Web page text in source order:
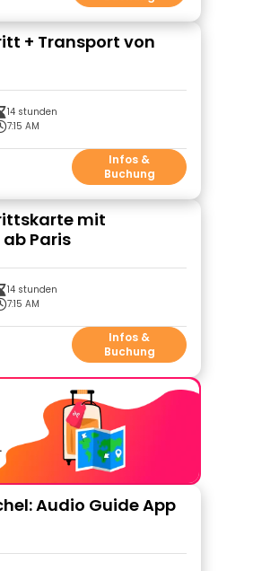
+ Transport von
14 stunden
7:15 AM
Infos &
Buchung
mit
Paris
14 stunden
7:15 AM
Infos &
Buchung
Audio Guide App